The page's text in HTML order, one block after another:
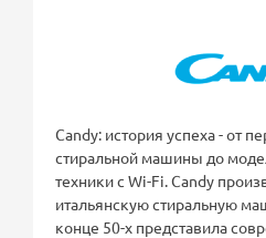
Candy: история успеха - от
стиральной машины до
техники с Wi-Fi. Candy
итальянскую стиральную
конце 50-х представила